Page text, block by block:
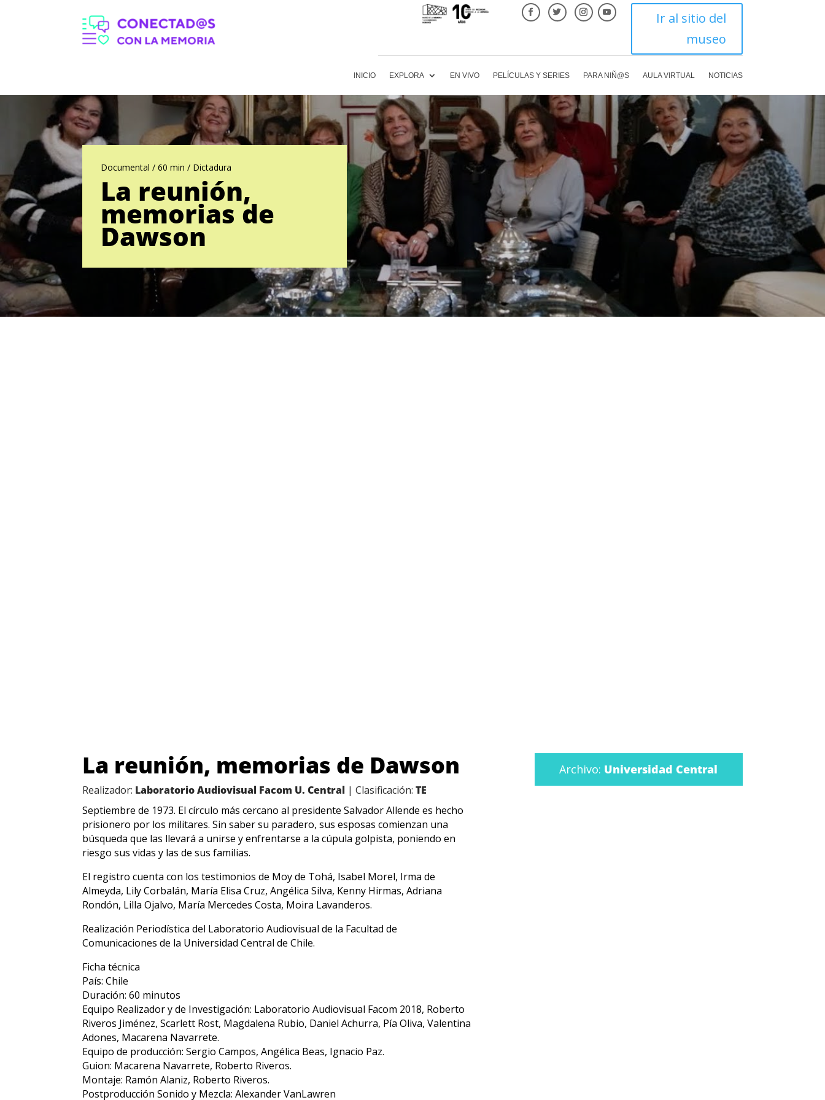
Ir al sitio del
museo
INICIO EXPLORA EN VIVO PELÍCULAS Y SERIES PARA NIÑ@S AULA VIRTUAL NOTICIAS
Documental / 60 min / Dictadura
La reunión,
memorias de
Dawson
La reunión, memorias de Dawson
Realizador: Laboratorio Audiovisual Facom U. Central | Clasificación:TE
Septiembre de 1973. El círculo más cercano al presidente Salvador Allende es hecho
prisionero por los militares. Sin saber su paradero, sus esposas comienzan una
búsqueda que las llevará a unirse y enfrentarse a la cúpula golpista, poniendo en
riesgo sus vidas y las de sus familias.
El registro cuenta con los testimonios de Moy de Tohá, Isabel Morel, Irma de
Almeyda, Lily Corbalán, María Elisa Cruz, Angélica Silva, Kenny Hirmas, Adriana
Rondón, Lilla Ojalvo, María Mercedes Costa, Moira Lavanderos.
Realización Periodística del Laboratorio Audiovisual de la Facultad de
Comunicaciones de la Universidad Central de Chile.
Ficha técnica
País: Chile
Duración: 60 minutos
Equipo Realizador y de Investigación: Laboratorio Audiovisual Facom 2018, Roberto
Riveros Jiménez, Scarlett Rost, Magdalena Rubio, Daniel Achurra, Pía Oliva, Valentina
Adones, Macarena Navarrete.
Equipo de producción: Sergio Campos, Angélica Beas, Ignacio Paz.
Guion: Macarena Navarrete, Roberto Riveros.
Montaje: Ramón Alaniz, Roberto Riveros.
Postproducción Sonido y Mezcla: Alexander VanLawren
Archivo: Universidad Central